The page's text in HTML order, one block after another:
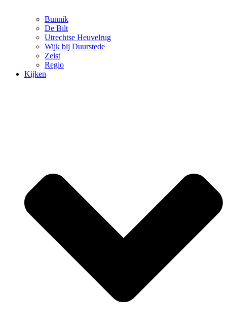
Bunnik
De Bilt
Utrechtse Heuvelrug
Wijk bij Duurstede
Zeist
Regio
Kijken